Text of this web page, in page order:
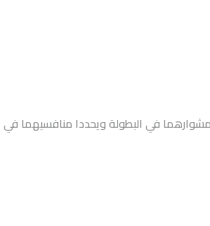
الجزائر وكرواتيا، ليواصلا مشوارهما في البطولة ويحددا منافسيهما في